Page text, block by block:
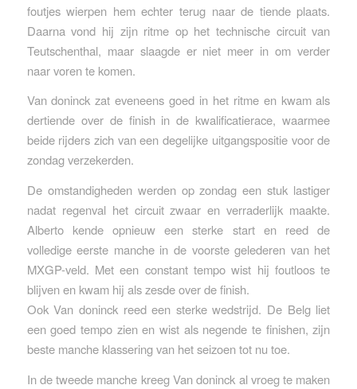
foutjes wierpen hem echter terug naar de tiende plaats.
Daarna vond hij zijn ritme op het technische circuit van
Teutschenthal, maar slaagde er niet meer in om verder
naar voren te komen.
Van doninck zat eveneens goed in het ritme en kwam als
dertiende over de finish in de kwalificatierace, waarmee
beide rijders zich van een degelijke uitgangspositie voor de
zondag verzekerden.
De omstandigheden werden op zondag een stuk lastiger
nadat regenval het circuit zwaar en verraderlijk maakte.
Alberto kende opnieuw een sterke start en reed de
volledige eerste manche in de voorste gelederen van het
MXGP-veld. Met een constant tempo wist hij foutloos te
blijven en kwam hij als zesde over de finish.
Ook Van doninck reed een sterke wedstrijd. De Belg liet
een goed tempo zien en wist als negende te finishen, zijn
beste manche klassering van het seizoen tot nu toe.
In de tweede manche kreeg Van doninck al vroeg te maken